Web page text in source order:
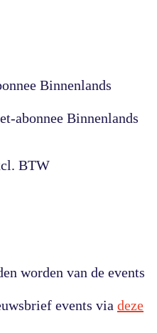
Binnenlands
abonnee Binnenlands
BTW
worden van de events
events via deze